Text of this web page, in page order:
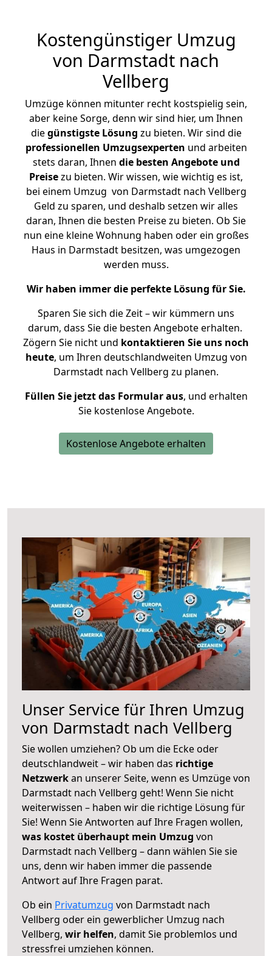
Kostengünstiger Umzug
von Darmstadt nach
Vellberg
Umzüge können mitunter recht kostspielig sein,
aber keine Sorge, denn wir sind hier, um Ihnen
diegünstigste Lösung zu bieten. Wir sind die
professionellen Umzugsexperten und arbeiten
stets daran, Ihnen die besten Angebote und
Preisezu bieten. Wir wissen, wie wichtig es ist,
bei einem Umzug von Darmstadt nach Vellberg
Geld zu sparen, und deshalb setzen wir alles
daran, Ihnen die besten Preise zu bieten. Ob Sie
nun eine kleine Wohnung haben oder ein großes
Haus in Darmstadt besitzen, was umgezogen
werden muss.
Wir haben immer die perfekte Lösung für Sie.
Sparen Sie sich die Zeit – wir kümmern uns
darum, dass Sie die besten Angebote erhalten.
Zögern Sie nicht und kontaktieren Sie uns noch
heute, um Ihren deutschlandweiten Umzug von
Darmstadt nach Vellberg zu planen.
Füllen Sie jetzt das Formular aus, und erhalten
Sie kostenlose Angebote.
Kostenlose Angebote erhalten
Unser Service für Ihren Umzug
von Darmstadt nach Vellberg
Sie wollen umziehen? Ob um die Ecke oder
deutschlandweit – wir haben das richtige
Netzwerkan unserer Seite, wenn es Umzüge von
Darmstadt nach Vellberg geht! Wenn Sie nicht
weiterwissen – haben wir die richtige Lösung für
Sie! Wenn Sie Antworten auf Ihre Fragen wollen,
was kostet überhaupt mein Umzug von
Darmstadt nach Vellberg – dann wählen Sie sie
uns, denn wir haben immer die passende
Antwort auf Ihre Fragen parat.
Ob ein Privatumzug von Darmstadt nach
Vellberg oder ein gewerblicher Umzug nach
Vellberg, wir helfen, damit Sie problemlos und
stressfrei umziehen können.